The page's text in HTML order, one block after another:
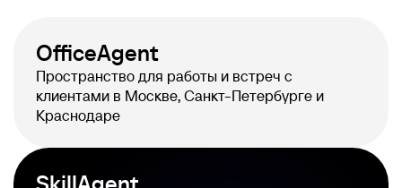
OfficeAgent
Пространство для работы и встреч с
клиентами в Москве, Санкт-Петербурге и
Краснодаре